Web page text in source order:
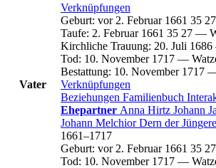
Vater
Verknüpfungen
Geburt: vor 2. Februar 1661 35 27
Taufe: 2. Februar 1661 35 27 —
Kirchliche Trauung: 20. Juli 1686
Tod: 10. November 1717 —
Bestattung: 10. November 1717
Verknüpfungen
Beziehungen Familienbuch
Ehepartner Anna Hirtz Johann
Johann MelchiorDern der Jüngere
1661–1717
Geburt: vor 2. Februar 1661 35 27
Tod: 10. November 1717 —